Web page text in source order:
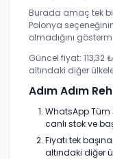
Burada amaç tek
Polonya
olmadığını
Güncel fiyat: 113,32
altındaki diğer
Adım Adım
WhatsApp Tüm
canlı stok ve
Fiyatı tek
altındaki diğer